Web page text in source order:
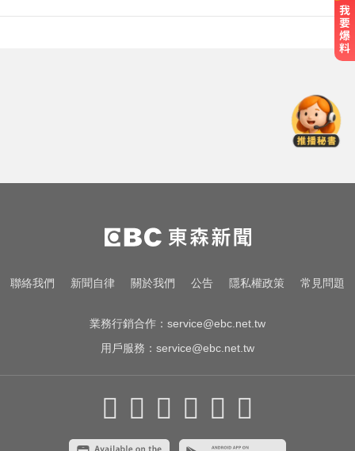
「像被卡車撞」備賽狂操滿手繭
出國注意！2國拒台人入境、扣護照
遣返 外交部證實了
還有新颱風？罕見「3颱風+1熱帶低
聯絡我們 新聞自律 關於我們 公告 隱私權政策 常見問題
業務行銷合作： service@ebc.net.tw
用戶服務： service@ebc.net.tw